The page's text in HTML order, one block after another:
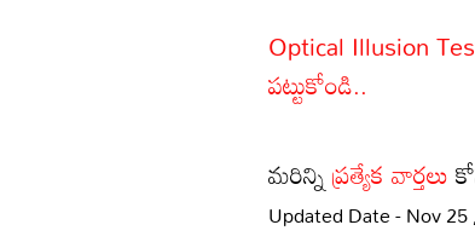
Optical Illusion
పట్టుకోండి..
మరిన్నిప్రత్యేక వార్తలు
Updated Date - Nov